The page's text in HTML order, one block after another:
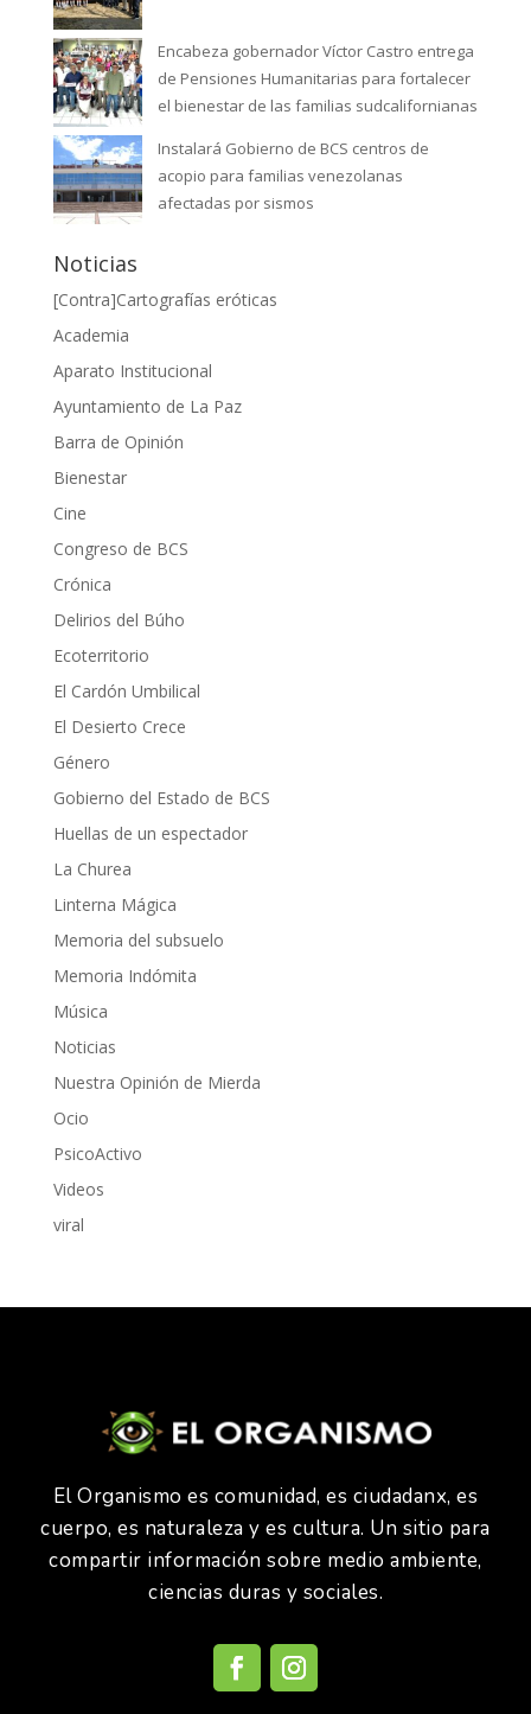
Encabeza gobernador Víctor Castro entrega
de Pensiones Humanitarias para fortalecer
el bienestar de las familias sudcalifornianas
Instalará Gobierno de BCS centros de
acopio para familias venezolanas
afectadas por sismos
Noticias
[Contra]Cartografías eróticas
Academia
Aparato Institucional
Ayuntamiento de La Paz
Barra de Opinión
Bienestar
Cine
Congreso de BCS
Crónica
Delirios del Búho
Ecoterritorio
El Cardón Umbilical
El Desierto Crece
Género
Gobierno del Estado de BCS
Huellas de un espectador
La Churea
Linterna Mágica
Memoria del subsuelo
Memoria Indómita
Música
Noticias
Nuestra Opinión de Mierda
Ocio
PsicoActivo
Videos
viral
El Organismo es comunidad, es ciudadanx, es
cuerpo, es naturaleza y es cultura. Un sitio para
compartir información sobre medio ambiente,
ciencias duras y sociales.